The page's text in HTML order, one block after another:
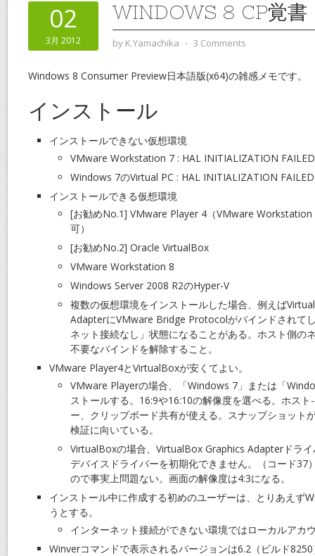
02
3月 2012
WINDOWS 8 CP覚書
by K.Yamachika ⋅ 3 Comments
Windows 8 Consumer Preview日本語版(x64)の雑感メモです。
インストール
インストールできない仮想環境
VMware Workstation 7 : HAL INITIALIZATION FAILED
Windows 7のVirtual PC : HAL INITIALIZATION FAILED
インストールできる仮想環境
[お勧めNo.1] VMware Player 4（VMware Workstation
可）
[お勧めNo.2] Oracle VirtualBox
VMware Workstation 8
Windows Server 2008 R2のHyper-V
複数の仮想環境をインストールした場合、例えば
AdapterにVMware Bridge Protocolがバインドされて
ネット接続なし」状態になることがある。ホスト側の
不要なバインドを解除すること。
VMware Player4とVirtualBoxが安くてよい。
VMware Playerの場合、「Windows 7」または「
ストールする。16:9や16:10の解像度を選べる。ホス
ー、クリップボード共有が使える。スナップショット
検証に向いている。
VirtualBoxの場合、VirtualBox Graphics Adapterドラ
デバイスドライバーを初期化できません。（コード37
ので事実上問題ない。画面の解像度は4:3になる。
インストール中に作成する初めのユーザーは、とりあえず
うとする。
インターネット接続ができない環境ではローカルアカ
Winverコマンドで表示されるバージョンは6.2（ビルド